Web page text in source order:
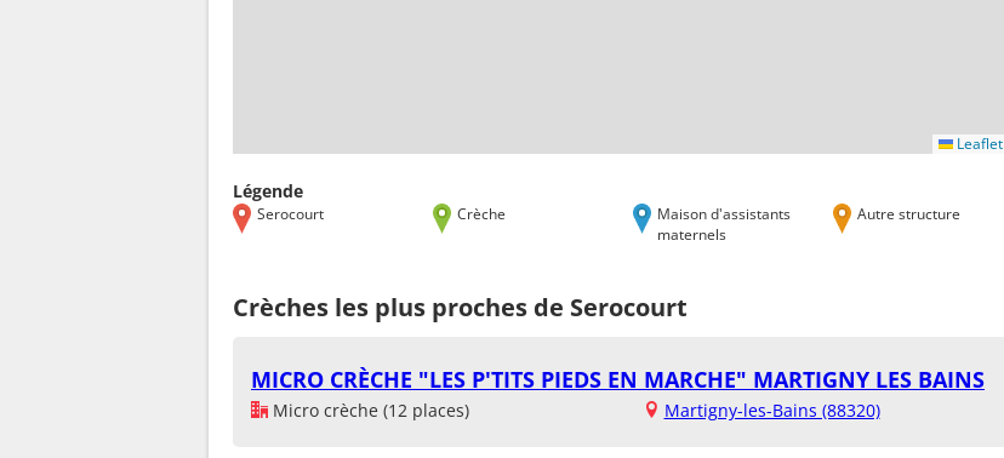
Leaflet
Légende
Serocourt Crèche
Maison d'assistants
maternels
Autre structure
Crèches les plus proches de Serocourt
MICRO CRÈCHE "LES P'TITS PIEDS EN MARCHE" MARTIGNY LES BAINS
Micro crèche (12 places) Martigny-les-Bains (88320)